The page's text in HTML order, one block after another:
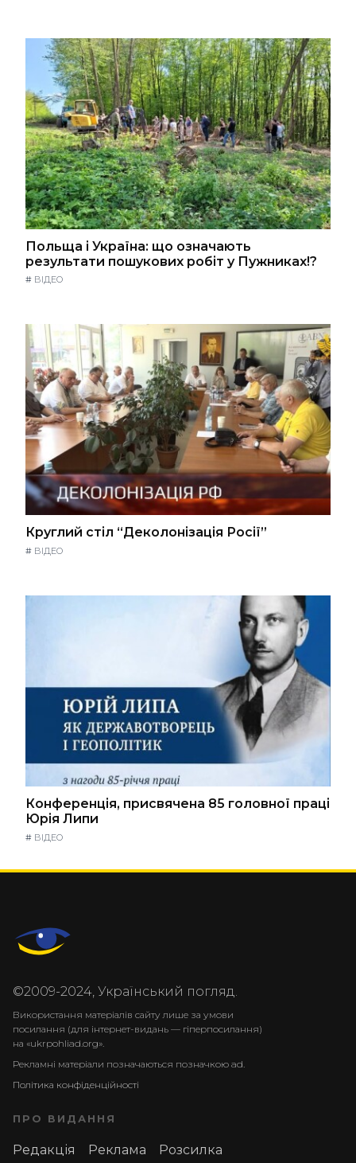
Польща і Україна: що означають
результати пошукових робіт у Пужниках!?
# ВІДЕО
Круглий стіл “Деколонізація Росії”
# ВІДЕО
Конференція, присвячена 85 головної праці
Юрія Липи
# ВІДЕО
©2009-2024, Український погляд.
Використання матеріалів сайту лише за умови
посилання (для інтернет-видань — гіперпосилання)
на «ukrpohliad.org».
Рекламні матеріали позначаються позначкою ad.
Політика конфіденційності
ПРО ВИДАННЯ
Редакція Реклама Розсилка